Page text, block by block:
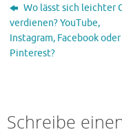
Wo lässt sich leichter
verdienen? YouTube,
Instagram, Facebook oder
Pinterest?
Schreibe